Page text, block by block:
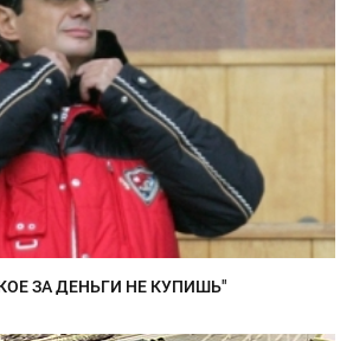
ЗА ДЕНЬГИ НЕ КУПИШЬ"